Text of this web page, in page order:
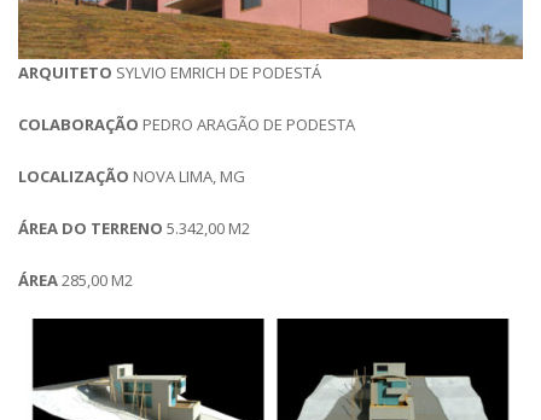
ARQUITETO SYLVIO EMRICH DE PODESTÁ
COLABORAÇÃO PEDRO ARAGÃO DE PODESTA
LOCALIZAÇÃO NOVA LIMA, MG
ÁREA DO TERRENO 5.342,00 M2
ÁREA285,00 M2